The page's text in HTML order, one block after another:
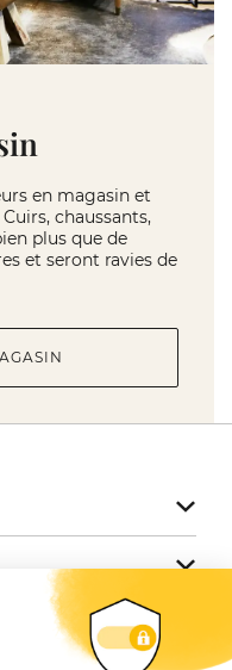
en magasin et
chaussants,
plus que de
et seront ravies de